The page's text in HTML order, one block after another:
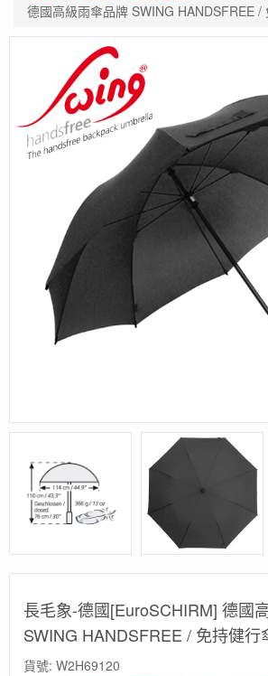
德國高級雨傘品牌 SWING HANDSFREE /
長毛象-德國[EuroSCHIRM] 德國
SWING HANDSFREE / 免持健行
貨號: W2H69120